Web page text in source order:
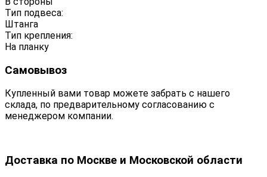
Тип подвеса:
Штанга
Тип крепления:
На планку
Самовывоз
Купленный вами товар можете забрать с нашего
склада, по предварительному согласованию с
менеджером компании.
Доставка по Москве и Московской области